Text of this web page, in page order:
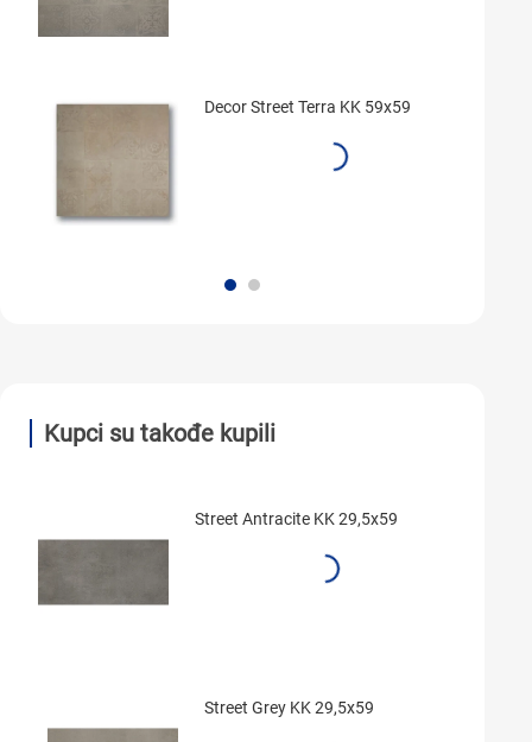
Decor Street Terra KK 59x59
Kupci su takođe kupili
Street Antracite KK 29,5x59
Street Grey KK 29,5x59